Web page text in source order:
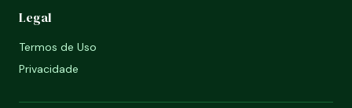
Legal
Termos de Uso
Privacidade